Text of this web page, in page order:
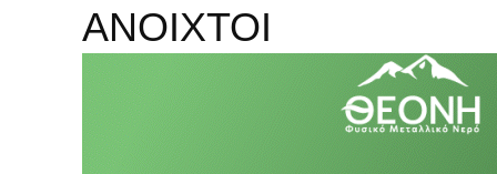
ΑΝΟΙΧΤΟΙ